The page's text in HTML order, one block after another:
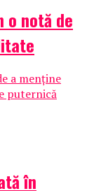
o notă de
a menține
puternică
în